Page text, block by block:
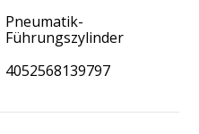
Pneumatik-
Führungszylinder
4052568139797